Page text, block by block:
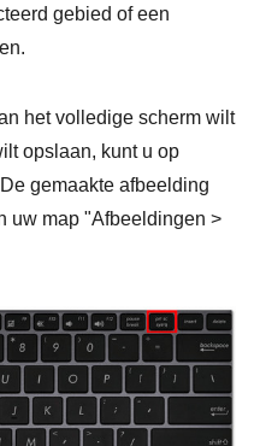
gebied of een
het volledige scherm wilt
opslaan, kunt u op
gemaakte afbeelding
uw map "Afbeeldingen >